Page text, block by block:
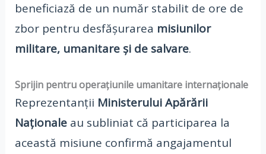
beneficiază de un număr stabilit de ore de
zbor pentru desfășurarea misiunilor
militare, umanitare și de salvare.
Sprijin pentru operațiunile umanitare internaționale
Reprezentanții Ministerului Apărării
Naționaleau subliniat că participarea la
această misiune confirmă angajamentul